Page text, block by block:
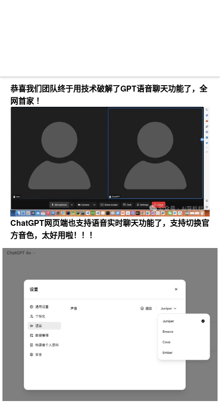
恭喜我们团队终于用技术破解了GPT语音聊天功能了，全
网首家 ！
ChatGPT网页端也支持语音实时聊天功能了，支持切换官
方音色，太好用啦！！！